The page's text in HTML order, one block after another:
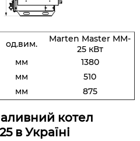
од.вим.
Marten Master MM-
25 кВт
мм
1380
мм
510
мм 875
котел
в Україні